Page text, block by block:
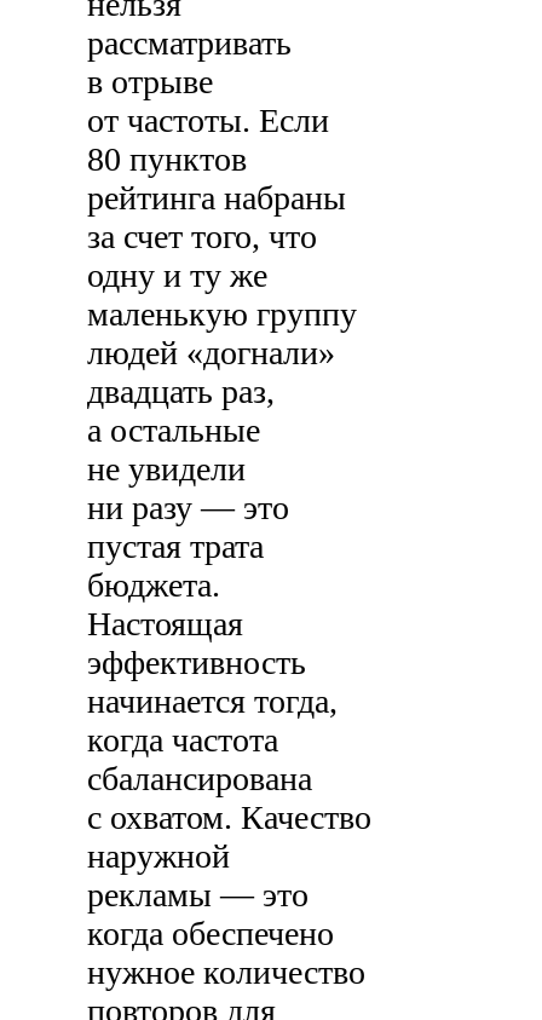
рассматривать
в отрыве
от частоты. Если
80 пунктов
рейтинга набраны
за счет того, что
одну и ту же
маленькую группу
людей «догнали»
двадцать раз,
а остальные
не увидели
ни разу — это
пустая трата
бюджета.
Настоящая
эффективность
начинается тогда,
когда частота
сбалансирована
с охватом. Качество
наружной
рекламы — это
когда обеспечено
нужное количество
повторов для